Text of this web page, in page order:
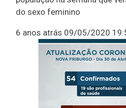
do sexo feminino
6 anos atrás 09/05/2020